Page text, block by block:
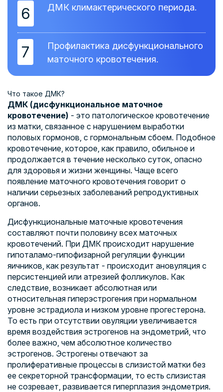
6 ДМК климактерического периода.
7
Профилактика дисфункционального
маточного кровотечения.
Что такое ДМК?
ДМК (дисфункциональное маточное
кровотечение) - это патологическое кровотечение
из матки, связанное с нарушением выработки
половых гормонов, с гормональным сбоем. Подобное
кровотечение, которое, как правило, обильное и
продолжается в течение несколько суток, опасно
для здоровья и жизни женщины. Чаще всего
появление маточного кровотечения говорит о
наличии серьезных заболеваний репродуктивных
органов.
Дисфункциональные маточные кровотечения
составляют почти половину всех маточных
кровотечений. При ДМК происходит нарушение
гипоталамо-гипофизарной регуляции функции
яичников, как результат - происходит ановуляция с
персистенцией или атрезией фолликулов. Как
следствие, возникает абсолютная или
относительная гиперэстрогения при нормальном
уровне эстрадиола и низком уровне прогестерона.
То есть при отсутствии овуляции увеличивается
время воздействия эстрогенов на эндометрий, что
более важно, чем абсолютное количество
эстрогенов. Эстрогены отвечают за
пролиферативные процессы в слизистой матки без
ее секреторной трансформации, то есть слизистая
не созревает, развивается гиперплазия эндометрия.